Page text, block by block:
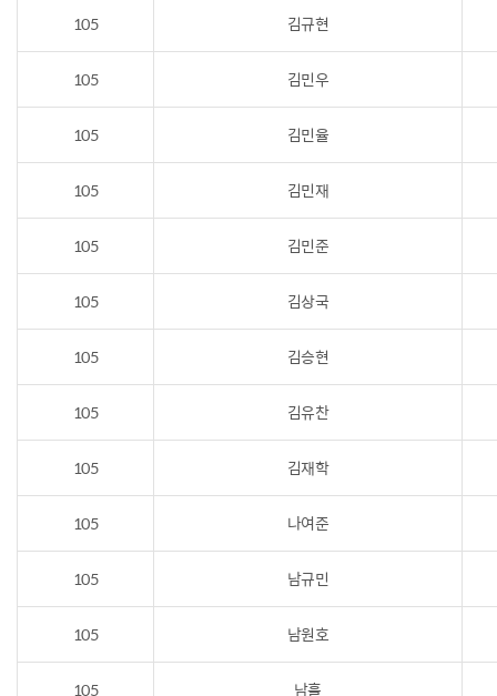
105 김규현
105 김민우
105 김민율
105 김민재
105 김민준
105 김상국
105 김승현
105 김유찬
105 김재학
105 나여준
105 남규민
105 남원호
105 남휼